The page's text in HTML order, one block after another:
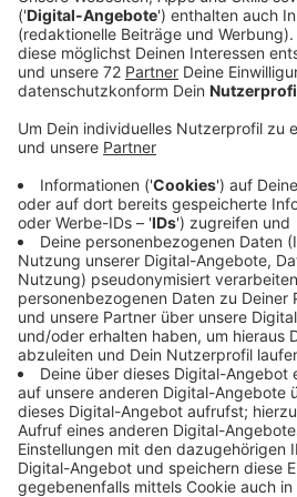
professionell aufgearbeitet
Veröffentlicht:Freitag, 18.12.2020
Comedy
Jogis Sprachnachricht: